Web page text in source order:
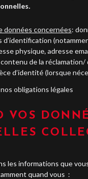
données concernées:
d’identification
physique, adresse
de la réclamation/
d’identité (lorsque
nos obligations légales
VOS
les informations que
quand vous :